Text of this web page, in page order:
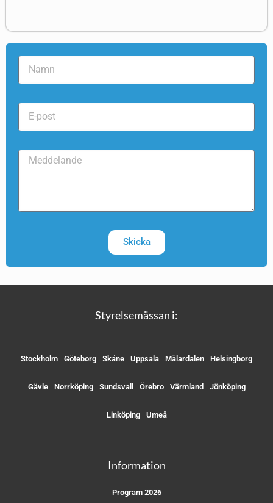
Skicka
Styrelsemässan i:
Stockholm Göteborg Skåne Uppsala Mälardalen Helsingborg
Gävle Norrköping Sundsvall Örebro Värmland Jönköping
Linköping Umeå
Information
Program 2026